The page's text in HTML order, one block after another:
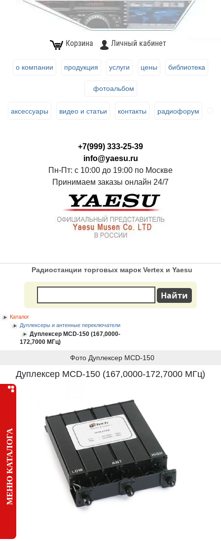
МЕНЮ КАТАЛОГА
Корзина Личный кабинет
о компании продукция услуги цены библиотека
фотоальбом
аксессуары видео и статьи контакты радиофорум
+7(999) 333-25-39
info@yaesu.ru
Пн-Пт: с 10:00 до 19:00 по Москве
Принимаем заказы онлайн 24/7
Радиостанции торговых марок Vertex и Yaesu
Каталог
Дуплексеры и антенные переключатели
Дуплексер MCD-150 (167,0000-
172,7000 МГц)
Фото Дуплексер MCD-150
Дуплексер MCD-150 (167,0000-172,7000 МГц)